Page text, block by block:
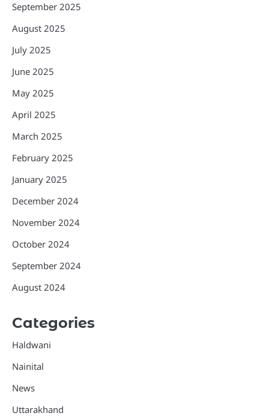
September 2025
August 2025
July 2025
June 2025
May 2025
April 2025
March 2025
February 2025
January 2025
December 2024
November 2024
October 2024
September 2024
August 2024
Categories
Haldwani
Nainital
News
Uttarakhand